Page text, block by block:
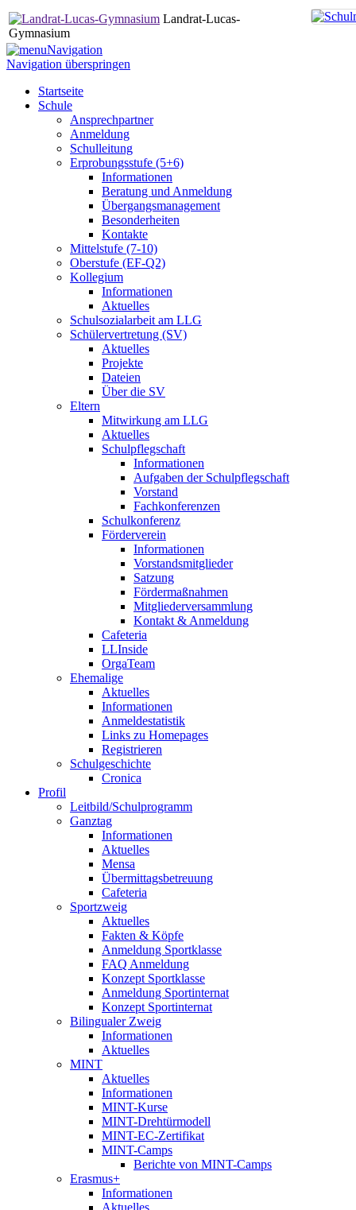
Landrat-Lucas-
Gymnasium
Navigation
Navigation überspringen
Startseite
Schule
Ansprechpartner
Anmeldung
Schulleitung
Erprobungsstufe (5+6)
Informationen
Beratung und Anmeldung
Übergangsmanagement
Besonderheiten
Kontakte
Mittelstufe (7-10)
Oberstufe (EF-Q2)
Kollegium
Informationen
Aktuelles
Schulsozialarbeit am LLG
Schülervertretung (SV)
Aktuelles
Projekte
Dateien
Über die SV
Eltern
Mitwirkung am LLG
Aktuelles
Schulpflegschaft
Informationen
Aufgaben der Schulpflegschaft
Vorstand
Fachkonferenzen
Schulkonferenz
Förderverein
Informationen
Vorstandsmitglieder
Satzung
Fördermaßnahmen
Mitgliederversammlung
Kontakt & Anmeldung
Cafeteria
LLInside
OrgaTeam
Ehemalige
Aktuelles
Informationen
Anmeldestatistik
Links zu Homepages
Registrieren
Schulgeschichte
Cronica
Profil
Leitbild/Schulprogramm
Ganztag
Informationen
Aktuelles
Mensa
Übermittagsbetreuung
Cafeteria
Sportzweig
Aktuelles
Fakten & Köpfe
Anmeldung Sportklasse
FAQ Anmeldung
Konzept Sportklasse
Anmeldung Sportinternat
Konzept Sportinternat
Bilingualer Zweig
Informationen
Aktuelles
MINT
Aktuelles
Informationen
MINT-Kurse
MINT-Drehtürmodell
MINT-EC-Zertifikat
MINT-Camps
Berichte von MINT-Camps
Erasmus+
Informationen
Aktuelles